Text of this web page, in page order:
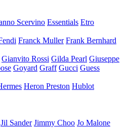
Scervino Essentials Etro
Franck Muller Frank Bernhard
Gianvito Rossi Gilda Pearl Giuseppe
Goyard Graff Gucci Guess
Heron Preston Hublot
Jil Sander Jimmy Choo Jo Malone